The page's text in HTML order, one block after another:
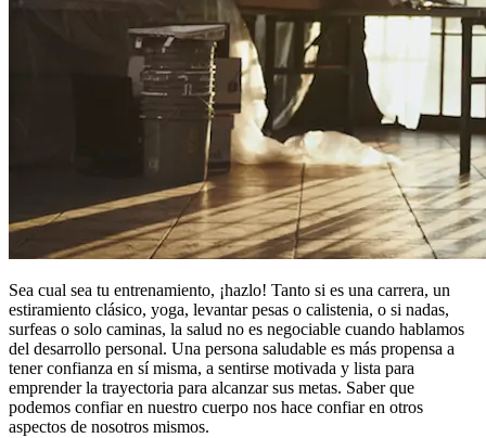
Sea cual sea tu entrenamiento, ¡hazlo! Tanto si es una carrera, un
estiramiento clásico, yoga, levantar pesas o calistenia, o si nadas,
surfeas o solo caminas, la salud no es negociable cuando hablamos
del desarrollo personal. Una persona saludable es más propensa a
tener confianza en sí misma, a sentirse motivada y lista para
emprender la trayectoria para alcanzar sus metas. Saber que
podemos confiar en nuestro cuerpo nos hace confiar en otros
aspectos de nosotros mismos.